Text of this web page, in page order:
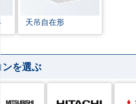
天吊自在形
を選ぶ